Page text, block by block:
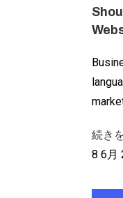
続き
8 6月